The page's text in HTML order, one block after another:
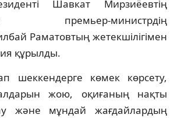
Шавкат Мирзиёевтің
премьер-министрдің
Раматовтың жетекшілігімен
құрылды.
шеккендерге көмек көрсету,
жою, оқиғаның нақты
және мұндай жағдайлардың